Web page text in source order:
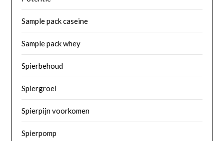
Sample pack caseine
Sample pack whey
Spierbehoud
Spiergroei
Spierpijn voorkomen
Spierpomp